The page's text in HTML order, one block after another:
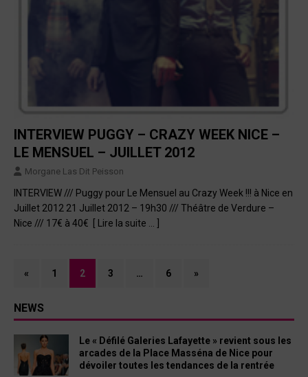
INTERVIEW PUGGY – CRAZY WEEK NICE –
LE MENSUEL – JUILLET 2012
Morgane Las Dit Peisson
INTERVIEW /// Puggy pour Le Mensuel au Crazy Week !!! à Nice en
Juillet 2012 21 Juillet 2012 – 19h30 /// Théâtre de Verdure –
Nice /// 17€ à 40€
[ Lire la suite … ]
« 1 2 3 … 6 »
NEWS
Le « Défilé Galeries Lafayette » revient sous les
arcades de la Place Masséna de Nice pour
dévoiler toutes les tendances de la rentrée